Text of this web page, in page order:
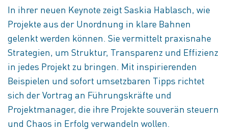
In ihrer neuen Keynote zeigt Saskia Hablasch, wie
Projekte aus der Unordnung in klare Bahnen
gelenkt werden können. Sie vermittelt praxisnahe
Strategien, um Struktur, Transparenz und Effizienz
in jedes Projekt zu bringen. Mit inspirierenden
Beispielen und sofort umsetzbaren Tipps richtet
sich der Vortrag an Führungskräfte und
Projektmanager, die ihre Projekte souverän steuern
und Chaos in Erfolg verwandeln wollen.